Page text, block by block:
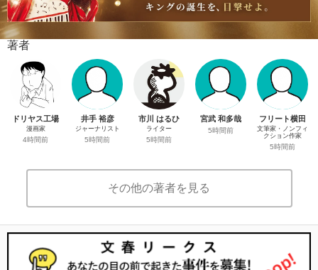
著者
ドリヤス工場
漫画家
4時間前
井手 裕彦
ジャーナリスト
5時間前
市川 はるひ
ライター
5時間前
宮武 和多哉
5時間前
フリート横田
文筆家・ノンフィ
クション作家
5時間前
その他の著者を見る